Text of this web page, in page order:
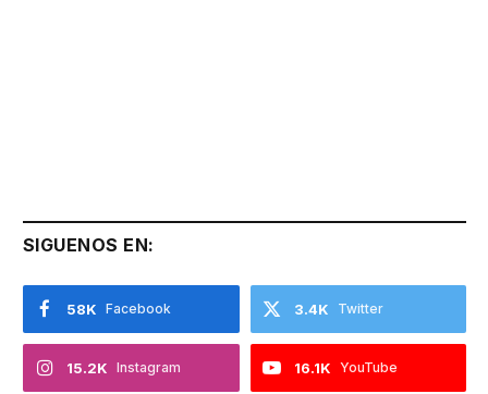
SIGUENOS EN:
Facebook
58K Twitter
3.4K
Instagram
15.2K YouTube
16.1K